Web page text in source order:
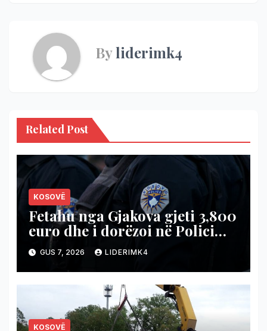
Byliderimk4
Related Post
KOSOVË
Fetahu nga Gjakova gjeti 3,800
euro dhe i dorëzoi në Polici
dha shembull të ndershmërisë
GUS 7, 2026 LIDERIMK4
KOSOVË